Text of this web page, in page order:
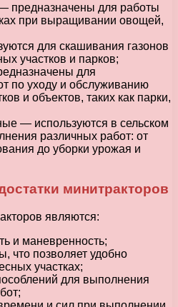
предназначены для работы
при выращивании овощей,
для скашивания газонов
участков и парков;
для
по уходу и обслуживанию
и объектов, таких как парки,
— используются в сельском
различных работ: от
до уборки урожая и
минитракторов
являются:
и маневренность;
что позволяет удобно
участках;
для выполнения